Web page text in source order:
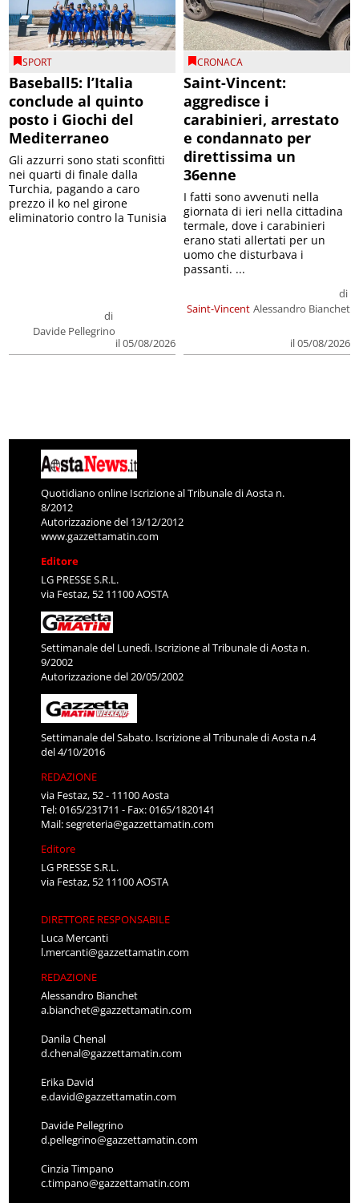
SPORT
Baseball5: l’Italia
conclude al quinto
posto i Giochi del
Mediterraneo
di
Davide Pellegrino
il 05/08/2026
Gli azzurri sono stati sconfitti
nei quarti di finale dalla
Turchia, pagando a caro
prezzo il ko nel girone
eliminatorio contro la Tunisia
CRONACA
Saint-Vincent:
aggredisce i
carabinieri, arrestato
e condannato per
direttissima un
36enne
Saint-Vincent
di
Alessandro Bianchet
il 05/08/2026
I fatti sono avvenuti nella
giornata di ieri nella cittadina
termale, dove i carabinieri
erano stati allertati per un
uomo che disturbava i
passanti. ...
Quotidiano online Iscrizione al Tribunale di Aosta n.
8/2012
Autorizzazione del 13/12/2012
www.gazzettamatin.com
Editore
LG PRESSE S.R.L.
via Festaz, 52 11100 AOSTA
Settimanale del Lunedì. Iscrizione al Tribunale di Aosta n.
9/2002
Autorizzazione del 20/05/2002
Settimanale del Sabato. Iscrizione al Tribunale di Aosta n.4
del 4/10/2016
REDAZIONE
via Festaz, 52 - 11100 Aosta
Tel: 0165/231711 - Fax: 0165/1820141
Mail:segreteria@gazzettamatin.com
Editore
LG PRESSE S.R.L.
via Festaz, 52 11100 AOSTA
DIRETTORE RESPONSABILE
Luca Mercanti
l.mercanti@gazzettamatin.com
REDAZIONE
Alessandro Bianchet
a.bianchet@gazzettamatin.com
Danila Chenal
d.chenal@gazzettamatin.com
Erika David
e.david@gazzettamatin.com
Davide Pellegrino
d.pellegrino@gazzettamatin.com
Cinzia Timpano
c.timpano@gazzettamatin.com